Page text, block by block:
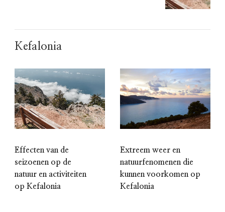
Kefalonia
Effecten van de
seizoenen op de
natuur en activiteiten
op Kefalonia
Extreem weer en
natuurfenomenen die
kunnen voorkomen op
Kefalonia